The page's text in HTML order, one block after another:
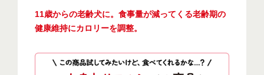
11歳からの老齢犬に。食事量が減ってくる老齢期の
健康維持にカロリーを調整。